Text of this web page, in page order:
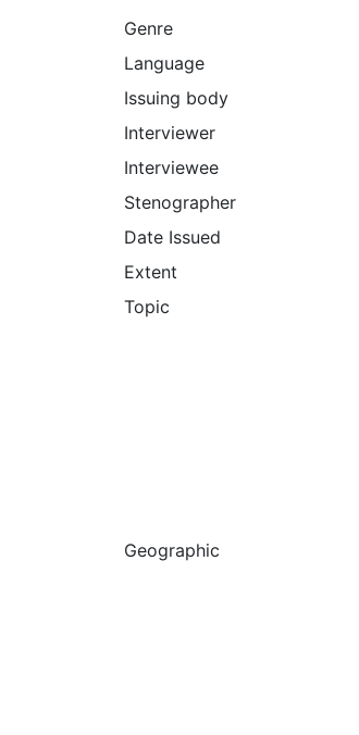
Genre
Language
Issuing body
Interviewer
Interviewee
Stenographer
Date Issued
Extent
Topic
Geographic